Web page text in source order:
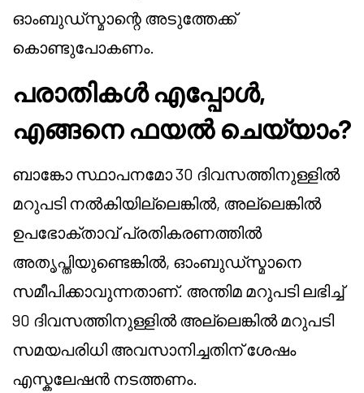
ഓംബുഡ്‌സ്മാന്റെ അടുത്തേക്ക്
കൊണ്ടുപോകണം.
പരാതികൾ എപ്പോൾ,
എങ്ങനെ ഫയൽ ചെയ്യാം?
ബാങ്കോ സ്ഥാപനമോ 30 ദിവസത്തിനുള്ളിൽ
മറുപടി നൽകിയില്ലെങ്കിൽ, അല്ലെങ്കിൽ
ഉപഭോക്താവ് പ്രതികരണത്തിൽ
അതൃപ്തിയുണ്ടെങ്കിൽ, ഓംബുഡ്സ്മാനെ
സമീപിക്കാവുന്നതാണ്. അന്തിമ മറുപടി ലഭിച്ച്
90 ദിവസത്തിനുള്ളിൽ അല്ലെങ്കിൽ മറുപടി
സമയപരിധി അവസാനിച്ചതിന് ശേഷം
എസ്കലേഷൻ നടത്തണം.